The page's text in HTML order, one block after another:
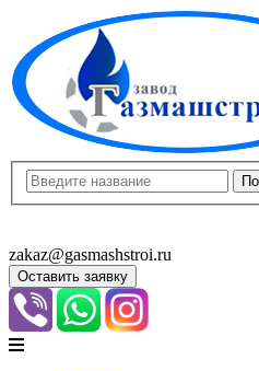
zakaz@gasmashstroi.ru
Оставить заявку